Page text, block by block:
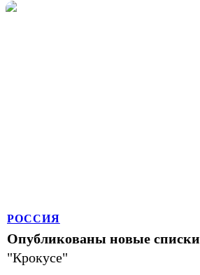
РОССИЯ
Опубликованы новые списки
"Крокусе"